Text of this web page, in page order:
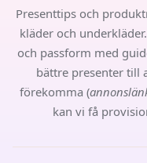
Presenttips och
kläder och
och passform med
bättre presenter till
förekomma (
kan vi få